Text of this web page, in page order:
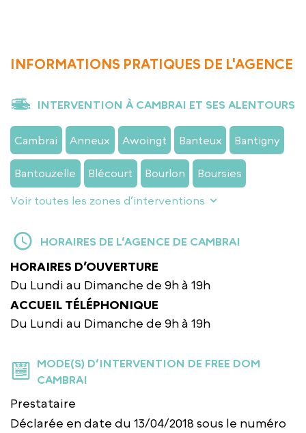
INFORMATIONS PRATIQUES DE L'AGENCE
INTERVENTION À CAMBRAI ET SES ALENTOURS
Cambrai Anneux Awoingt Banteux Bantigny
Bantouzelle Blécourt Bourlon Boursies
Voir toutes les zones d’interventions
HORAIRES DE L’AGENCE DE CAMBRAI
HORAIRES D’OUVERTURE
Du Lundi au Dimanche de 9h à 19h
ACCUEIL TÉLÉPHONIQUE
Du Lundi au Dimanche de 9h à 19h
MODE(S) D’INTERVENTION DE FREE DOM
CAMBRAI
Prestataire
Déclarée en date du 13/04/2018 sous le numéro